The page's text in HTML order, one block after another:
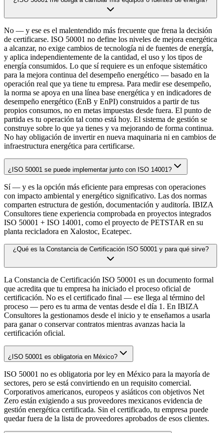
No — y ese es el malentendido más frecuente que frena la decisión
de certificarse. ISO 50001 no define los niveles de mejora energética
a alcanzar, no exige cambios de tecnología ni de fuentes de energía,
y aplica independientemente de la cantidad, el uso y los tipos de
energía consumidos. Lo que sí requiere es un enfoque sistemático
para la mejora continua del desempeño energético — basado en la
operación real que ya tiene tu empresa. Para medir ese desempeño,
la norma se apoya en una línea base energética y en indicadores de
desempeño energético (EnB y EnPI) construidos a partir de tus
propios consumos, no en metas impuestas desde fuera. El punto de
partida es tu operación tal como está hoy. El sistema de gestión se
construye sobre lo que ya tienes y va mejorando de forma continua.
No hay obligación de invertir en nueva maquinaria ni en cambios de
infraestructura energética para certificarse.
¿ISO 50001 se puede implementar junto con ISO 14001?
Sí — y es la opción más eficiente para empresas con operaciones
con impacto ambiental y energético significativo. Las dos normas
comparten estructura de gestión, documentación y auditoría. IBIZA
Consultores tiene experiencia comprobada en proyectos integrados
ISO 50001 + ISO 14001, como el proyecto de PETSTAR en su
planta recicladora en Xalostoc, Ecatepec.
¿Qué es la Constancia de Certificación ISO 50001 y para qué sirve?
La Constancia de Certificación ISO 50001 es un documento formal
que acredita que tu empresa ha iniciado el proceso oficial de
certificación. No es el certificado final — ese llega al término del
proceso — pero es tu arma de ventas desde el día 1. En IBIZA
Consultores la gestionamos desde el inicio y te enseñamos a usarla
para ganar o conservar contratos mientras avanzas hacia la
certificación oficial.
¿ISO 50001 es obligatoria en México?
ISO 50001 no es obligatoria por ley en México para la mayoría de
sectores, pero se está convirtiendo en un requisito comercial.
Corporativos americanos, europeos y asiáticos con objetivos Net
Zero están exigiendo a sus proveedores mexicanos evidencia de
gestión energética certificada. Sin el certificado, tu empresa puede
quedar fuera de la lista de proveedores aprobados de esos clientes.